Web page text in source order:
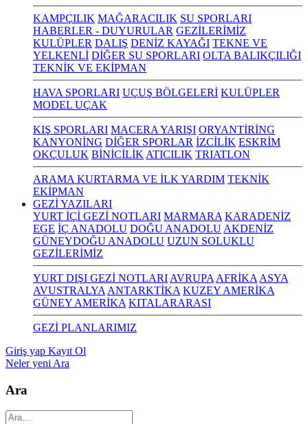
KAMPÇILIK MAĞARACILIK SU SPORLARI
HABERLER - DUYURULAR GEZİLERİMİZ
KULÜPLER DALIŞ DENİZ KAYAĞI TEKNE VE
YELKENLİ DİĞER SU SPORLARI OLTA BALIKÇILIĞI
TEKNİK VE EKİPMAN
HAVA SPORLARI UÇUŞ BÖLGELERİ KULÜPLER
MODEL UÇAK
KIŞ SPORLARI MACERA YARIŞI ORYANTİRİNG
KANYONİNG DİĞER SPORLAR İZCİLİK ESKRİM
OKÇULUK BİNİCİLİK ATICILIK TRIATLON
ARAMA KURTARMA VE İLK YARDIM TEKNİK
EKİPMAN
GEZİ YAZILARI
YURT İÇİ GEZİ NOTLARI MARMARA KARADENİZ
EGE İÇ ANADOLU DOĞU ANADOLU AKDENİZ
GÜNEYDOĞU ANADOLU UZUN SOLUKLU
GEZİLERİMİZ
YURT DIŞI GEZİ NOTLARI AVRUPA AFRİKA ASYA
AVUSTRALYA ANTARKTİKA KUZEY AMERİKA
GÜNEY AMERİKA KITALARARASI
GEZİ PLANLARIMIZ
Giriş yap Kayıt Ol
Neler yeni Ara
Ara